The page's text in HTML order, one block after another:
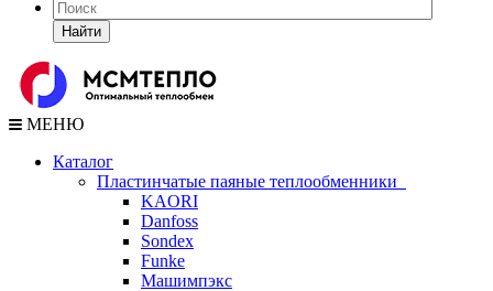
Найти
МЕНЮ
Каталог
Пластинчатые паяные теплообменники
KAORI
Danfoss
Sondex
Funke
Машимпэкс